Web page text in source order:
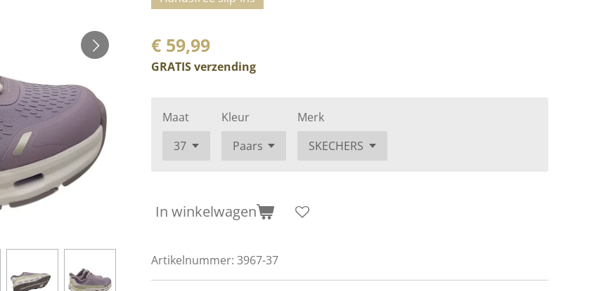
€ 59,99
GRATIS verzending
Maat Kleur Merk
In winkelwagen
Artikelnummer: 3967-37